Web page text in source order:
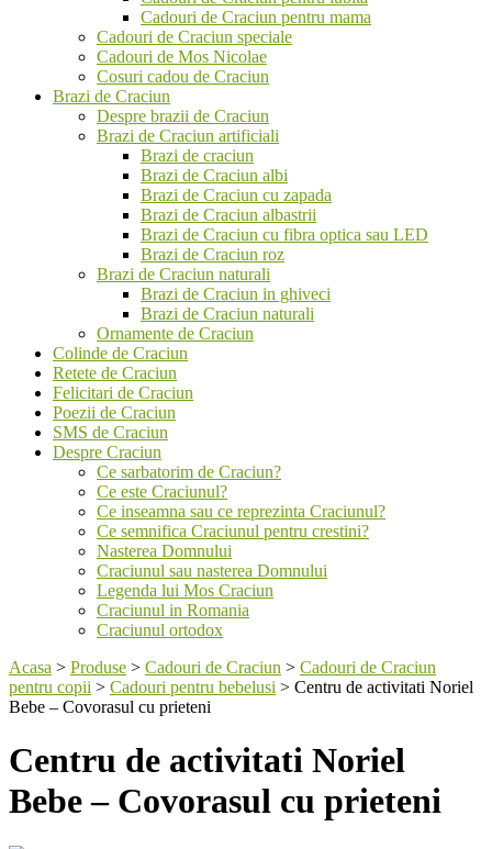
Cadouri de Craciun pentru mama
Cadouri de Craciun speciale
Cadouri de Mos Nicolae
Cosuri cadou de Craciun
Brazi de Craciun
Despre brazii de Craciun
Brazi de Craciun artificiali
Brazi de craciun
Brazi de Craciun albi
Brazi de Craciun cu zapada
Brazi de Craciun albastrii
Brazi de Craciun cu fibra optica sau LED
Brazi de Craciun roz
Brazi de Craciun naturali
Brazi de Craciun in ghiveci
Brazi de Craciun naturali
Ornamente de Craciun
Colinde de Craciun
Retete de Craciun
Felicitari de Craciun
Poezii de Craciun
SMS de Craciun
Despre Craciun
Ce sarbatorim de Craciun?
Ce este Craciunul?
Ce inseamna sau ce reprezinta Craciunul?
Ce semnifica Craciunul pentru crestini?
Nasterea Domnului
Craciunul sau nasterea Domnului
Legenda lui Mos Craciun
Craciunul in Romania
Craciunul ortodox
Acasa > Produse > Cadouri de Craciun > Cadouri de Craciun
pentru copii > Cadouri pentru bebelusi > Centru de activitati Noriel
Bebe – Covorasul cu prieteni
Centru de activitati Noriel
Bebe – Covorasul cu prieteni